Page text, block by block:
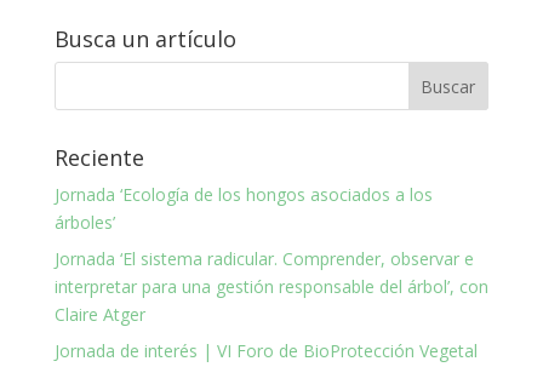
Busca un artículo
Reciente
Jornada ‘Ecología de los hongos asociados a los
árboles’
Jornada ‘El sistema radicular. Comprender, observar e
interpretar para una gestión responsable del árbol’, con
Claire Atger
Jornada de interés | VI Foro de BioProtección Vegetal